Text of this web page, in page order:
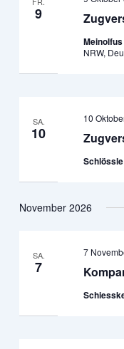
9
NRW,
SA.
10
10
Schlössle
November 2026
SA.
7
7